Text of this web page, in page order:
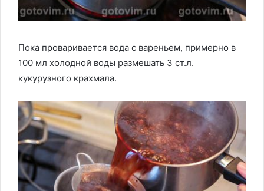
Пока проваривается вода с вареньем, примерно в
100 мл холодной воды размешать 3 ст.л.
кукурузного крахмала.